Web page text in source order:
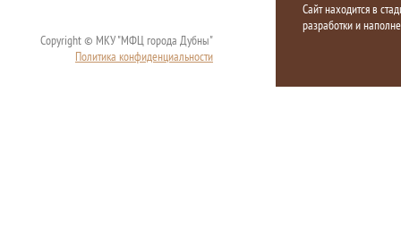
Copyright © МКУ "МФЦ города Дубны"
Политика конфиденциальности
Сайт находится в
разработки и